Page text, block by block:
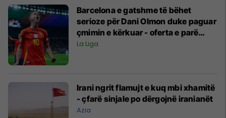
Barcelona e gatshme të bëhet
serioze për Dani Olmon duke paguar
çmimin e kërkuar - oferta e parë
ishte konsideruar 'fyese' nga RB
La Liga
Irani ngrit flamujt e kuq mbi xhamitë
- çfarë sinjale po dërgojnë iranianët
Azia